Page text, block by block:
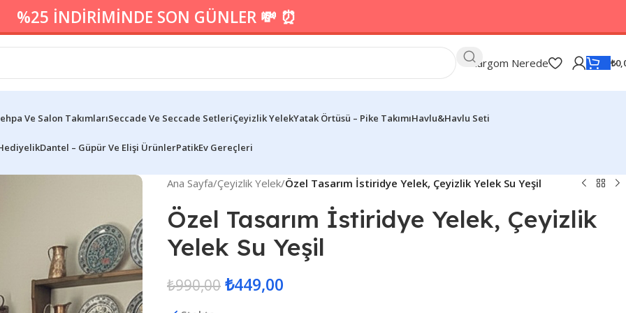
%25 İNDİRİMİNDE SON GÜNLER 💸 ⏰
Kargom Nerede ₺
Ve Salon TakımlarıSeccade Ve Seccade SetleriÇeyizlik YelekYatak Örtüsü – Pike TakımıHavlu&Havlu Seti
Dantel – Güpür Ve Elişi ÜrünlerPatikEv Gereçleri
Ana Sayfa/Çeyizlik Yelek/Özel Tasarım İstiridye Yelek, Çeyizlik Yelek Su Yeşil
Özel Tasarım İstiridye Yelek, Çeyizlik
Yelek Su Yeşil
₺990,00 ₺449,00